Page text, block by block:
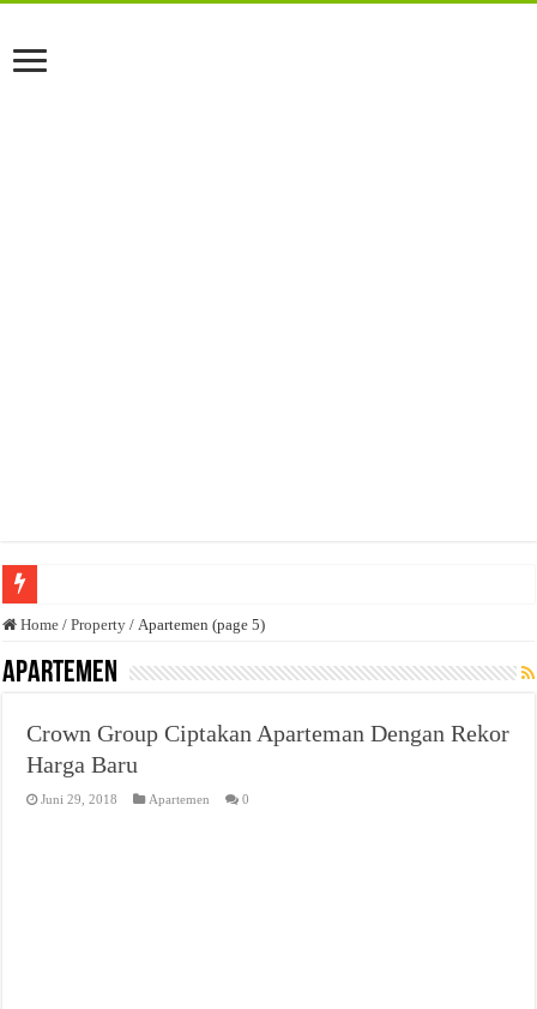
Anda butuh promosi usaha? Kontak ke Email redaksi@bisnisnasional.com
Dibutuhkan Wartawan. Lamaran di-email ke redaksi@bisnisnasional.com
Home / Property / Apartemen (page 5)
Apartemen
Crown Group Ciptakan Aparteman Dengan Rekor
Harga Baru
Juni 29, 2018 Apartemen 0